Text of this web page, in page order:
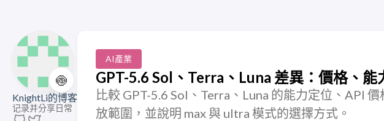
🍥
KnightLi的博客
记录并分享日常
AI產業
GPT-5.6 Sol、Terra、Luna 差異：價格、
比較 GPT-5.6 Sol、Terra、Luna 的能力定位、API
放範圍，並說明 max 與 ultra 模式的選擇方式。